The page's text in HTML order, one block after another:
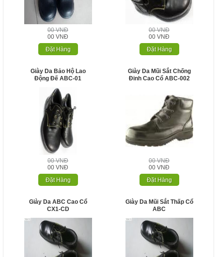
00 VNĐ
00 VNĐ
Đặt Hàng
00 VNĐ
00 VNĐ
Đặt Hàng
Giày Da Bảo Hộ Lao
Động Đế ABC-01
00 VNĐ
00 VNĐ
Đặt Hàng
Giày Da Mũi Sắt Chống
Đinh Cao Cổ ABC-002
00 VNĐ
00 VNĐ
Đặt Hàng
Giày Da ABC Cao Cổ
CX1-CD
Giày Da Mũi Sắt Thấp Cổ
ABC